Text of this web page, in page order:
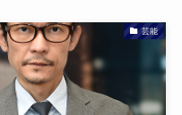
芸能